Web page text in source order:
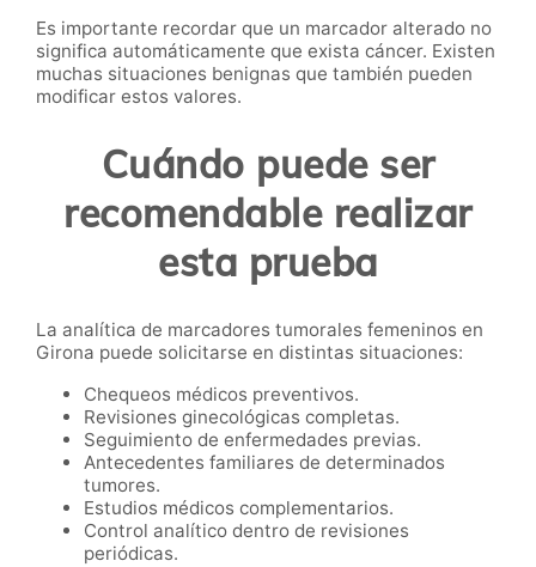
Es importante recordar que un marcador alterado no
significa automáticamente que exista cáncer. Existen
muchas situaciones benignas que también pueden
modificar estos valores.
Cuándo puede ser
recomendable realizar
esta prueba
La analítica de marcadores tumorales femeninos en
Girona puede solicitarse en distintas situaciones:
Chequeos médicos preventivos.
Revisiones ginecológicas completas.
Seguimiento de enfermedades previas.
Antecedentes familiares de determinados
tumores.
Estudios médicos complementarios.
Control analítico dentro de revisiones
periódicas.